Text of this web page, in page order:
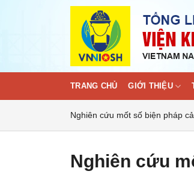
TRANG CHỦ GIỚI THIỆU
Nghiên cứu mốt số biện pháp
Nghiên cứu